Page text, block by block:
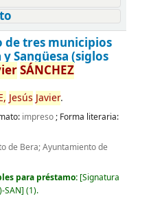
de tres municipios
Sangüesa (siglos
SÁNCHEZ
Jesús Javier.
impreso; Forma literaria:
de Bera; Ayuntamiento de
para préstamo: [Signatura
SAN] (1).